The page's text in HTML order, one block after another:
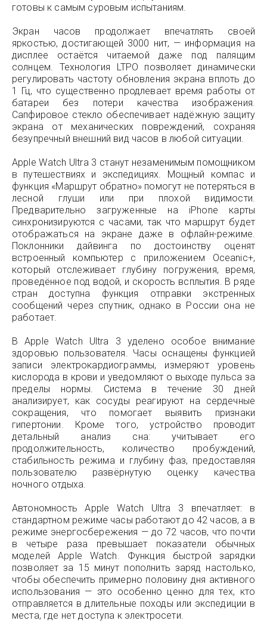
готовы к самым суровым испытаниям.
Экран часов продолжает впечатлять своей
яркостью, достигающей 3000 нит, — информация на
дисплее остаётся читаемой даже под палящим
солнцем. Технология LTPO позволяет динамически
регулировать частоту обновления экрана вплоть до
1 Гц, что существенно продлевает время работы от
батареи без потери качества изображения.
Сапфировое стекло обеспечивает надёжную защиту
экрана от механических повреждений, сохраняя
безупречный внешний вид часов в любой ситуации.
Apple Watch Ultra 3 станут незаменимым помощником
в путешествиях и экспедициях. Мощный компас и
функция «Маршрут обратно» помогут не потеряться в
лесной глуши или при плохой видимости.
Предварительно загруженные на iPhone карты
синхронизируются с часами, так что маршрут будет
отображаться на экране даже в офлайн-режиме.
Поклонники дайвинга по достоинству оценят
встроенный компьютер с приложением Oceanic+,
который отслеживает глубину погружения, время,
проведённое под водой, и скорость всплытия. В ряде
стран доступна функция отправки экстренных
сообщений через спутник, однако в России она не
работает.
В Apple Watch Ultra 3 уделено особое внимание
здоровью пользователя. Часы оснащены функцией
записи электрокардиограммы, измеряют уровень
кислорода в крови и уведомляют о выходе пульса за
пределы нормы. Система в течение 30 дней
анализирует, как сосуды реагируют на сердечные
сокращения, что помогает выявить признаки
гипертонии. Кроме того, устройство проводит
детальный анализ сна: учитывает его
продолжительность, количество пробуждений,
стабильность режима и глубину фаз, предоставляя
пользователю развёрнутую оценку качества
ночного отдыха.
Автономность Apple Watch Ultra 3 впечатляет: в
стандартном режиме часы работают до 42 часов, а в
режиме энергосбережения — до 72 часов, что почти
в четыре раза превышает показатели обычных
моделей Apple Watch. Функция быстрой зарядки
позволяет за 15 минут пополнить заряд настолько,
чтобы обеспечить примерно половину дня активного
использования — это особенно ценно для тех, кто
отправляется в длительные походы или экспедиции в
места, где нет доступа к электросети.